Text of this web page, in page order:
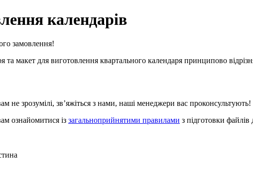
календарів
замовлення!
макет для виготовлення квартального календаря принципово
не зрозумілі, зв’яжіться з нами, наші менеджери вас проконсультують!
ознайомитися із загальноприйнятими правилами з підготовки файлів